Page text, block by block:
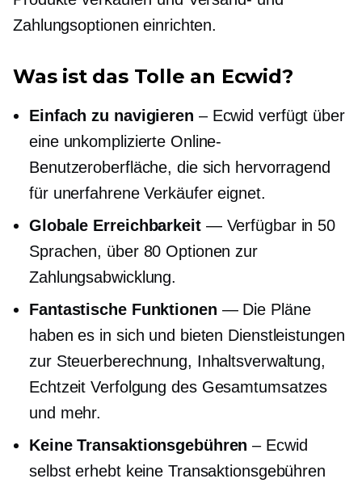
Zahlungsoptionen einrichten.
Was ist das Tolle an Ecwid?
Einfach zu navigieren – Ecwid verfügt über
eine unkomplizierte Online-
Benutzeroberfläche, die sich hervorragend
für unerfahrene Verkäufer eignet.
Globale Erreichbarkeit— Verfügbar in 50
Sprachen, über 80 Optionen zur
Zahlungsabwicklung.
Fantastische Funktionen — Die Pläne
haben es in sich und bieten Dienstleistungen
zur Steuerberechnung, Inhaltsverwaltung,
Echtzeit Verfolgung des Gesamtumsatzes
und mehr.
Keine Transaktionsgebühren – Ecwid
selbst erhebt keine Transaktionsgebühren